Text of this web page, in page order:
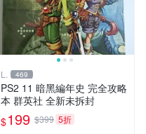
L. 469
PS2 11 暗黑編年史 完全攻略
本 群英社 全新未拆封
$199 $399 5折